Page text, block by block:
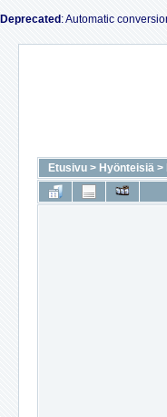
Deprecated : Automatic
Etusivu > Hyönteisiä >